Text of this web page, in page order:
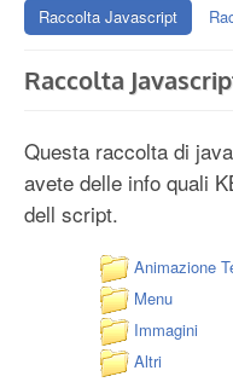
Raccolta Javascript
Raccolta
Questa raccolta di
avete delle info quali
dell script.
Animazione
Menu
Immagini
Altri